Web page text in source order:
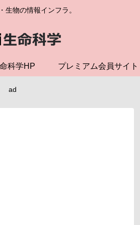
生物の情報インフラ。
科学HP プレミアム会員サイト
ad